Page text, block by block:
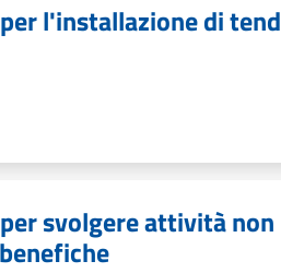
l'installazione di
svolgere attività non